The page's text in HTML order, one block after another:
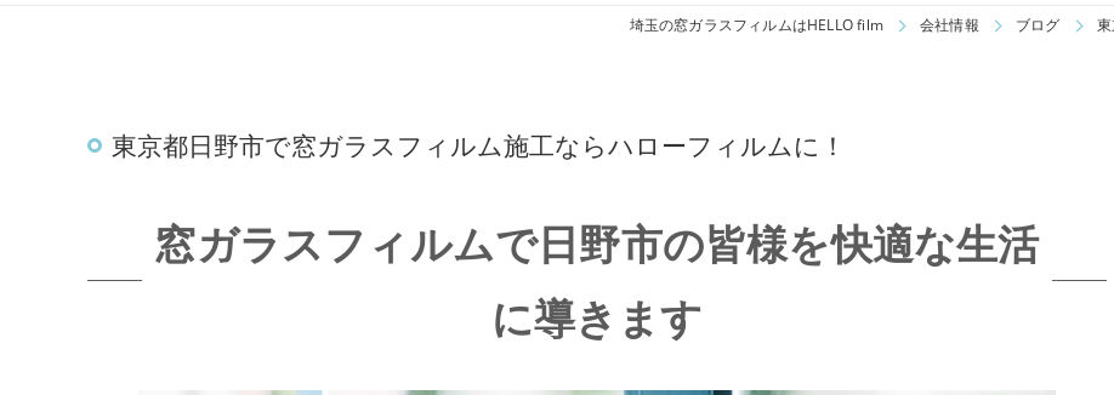
埼玉の窓ガラスフィルムはHELLO film 会社情報 ブログ
東京都日野市で窓ガラスフィルム施工ならハローフィルムに！
窓ガラスフィルムで日野市の皆様を快適な生活
に導きます